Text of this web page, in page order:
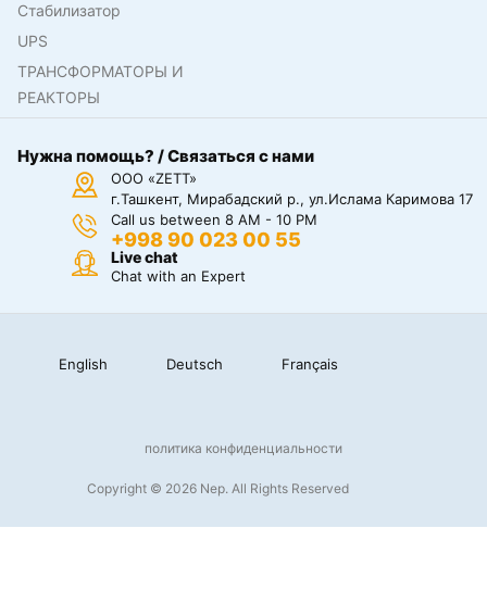
Стабилизатор
UPS
ТРАНСФОРМАТОРЫ И
РЕАКТОРЫ
Нужна помощь? / Связаться с нами
ООО «ZETT»
г.Ташкент, Мирабадский р., ул.Ислама Каримова 17
Call us between 8 AM - 10 PM
+998 90 023 00 55
Live chat
Chat with an Expert
English Deutsch Français
Copyright © 2026 Nep. All Rights Reserved
политика конфиденциальности